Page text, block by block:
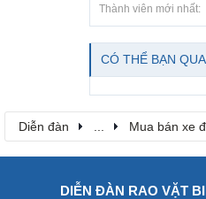
Thành viên mới nhất:
CÓ THỂ BẠN
Diễn đàn Mua bán xe
DIỄN ĐÀN RAO VẶT